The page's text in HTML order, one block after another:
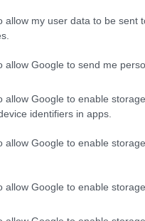
allow my user data to be sent
allow Google to send me
allow Google to enable
identifiers in apps.
allow Google to enable
allow Google to enable